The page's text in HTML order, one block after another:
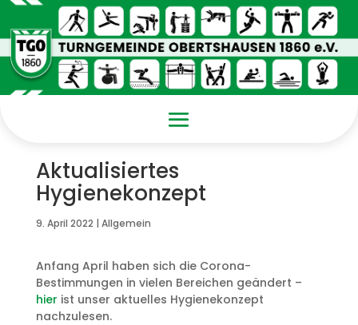
Aktualisiertes
Hygienekonzept
9. April 2022 | Allgemein
Anfang April haben sich die Corona-
Bestimmungen in vielen Bereichen geändert –
hier ist unser aktuelles Hygienekonzept
nachzulesen.